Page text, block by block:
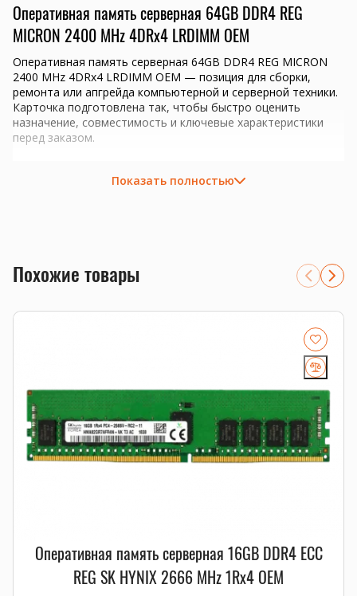
Оперативная память серверная 64GB DDR4 REG
MICRON 2400 MHz 4DRx4 LRDIMM OEM
Оперативная память серверная 64GB DDR4 REG MICRON
2400 MHz 4DRx4 LRDIMM OEM — позиция для сборки,
ремонта или апгрейда компьютерной и серверной техники.
Карточка подготовлена так, чтобы быстро оценить
назначение, совместимость и ключевые характеристики
перед заказом.
системы, где важны ECC-коррекция ошибок и стабильная
работа 24/7
подходящую плату, процессор, память, накопитель или
серверную корзину под вашу конфигурацию. Для серверных
комплектующих особенно важно сверить поколение
платформы, форм-фактор, интерфейс и part number.
Показать полностью
Похожие товары
Оперативная память серверная 16GB DDR4 ECC
REG SK HYNIX 2666 MHz 1Rx4 OEM